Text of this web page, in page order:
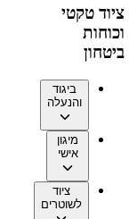
ציוד טקטי
וכוחות
ביטחון
ביגוד
והנעלה
מיגון
אישי
ציוד
לשוטרים